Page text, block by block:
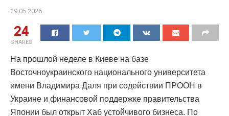
29.05.2026
24
SHARES
На прошлой неделе в Киеве на базе
Восточноукраинского национального университета
имени Владимира Даля при содействии ПРООН в
Украине и финансовой поддержке правительства
Японии был открыт Хаб устойчивого бизнеса. По